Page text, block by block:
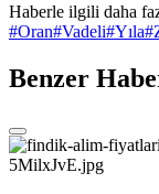
Haberle ilgili daha
#Oran#Vadeli#Yıla#
Benzer